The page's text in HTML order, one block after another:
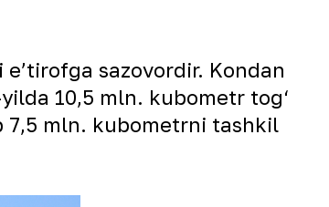
sazovordir. Kondan
10,5 mln. kubometr tog‘
7,5 mln. kubometrni tashkil